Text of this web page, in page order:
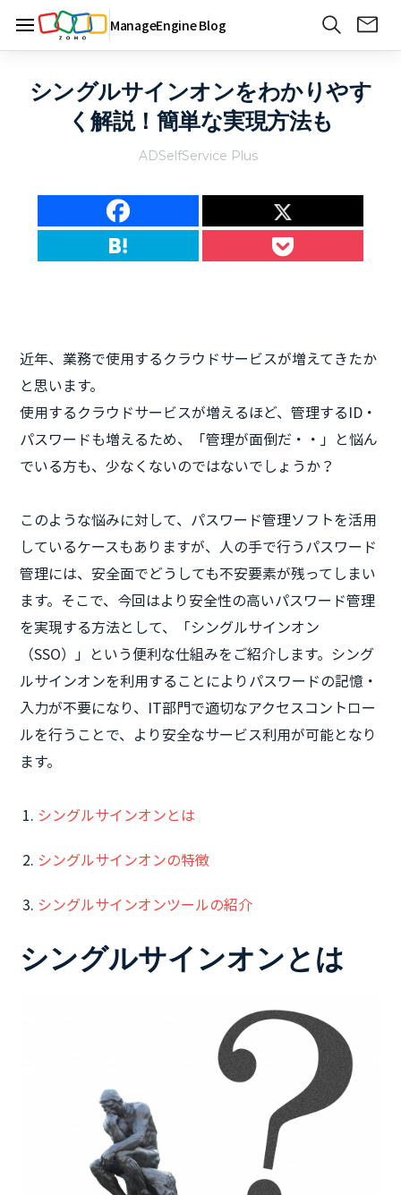
ManageEngine Blog
シングルサインオンをわかりやす
く解説！簡単な実現方法も
ADSelfService Plus
近年、業務で使用するクラウドサービスが増えてきたか
と思います。
使用するクラウドサービスが増えるほど、管理するID・
パスワードも増えるため、「管理が面倒だ・・」と悩ん
でいる方も、少なくないのではないでしょうか？
このような悩みに対して、パスワード管理ソフトを活用
しているケースもありますが、人の手で行うパスワード
管理には、安全面でどうしても不安要素が残ってしまい
ます。そこで、今回はより安全性の高いパスワード管理
を実現する方法として、「シングルサインオン
（SSO）」という便利な仕組みをご紹介します。 シング
ルサインオンを利用することによりパスワードの記憶・
入力が不要になり、IT部門で適切なアクセスコントロー
ルを行うことで、より安全なサービス利用が可能となり
ます。
シングルサインオンとは
シングルサインオンの特徴
シングルサインオンツールの紹介
シングルサインオンとは